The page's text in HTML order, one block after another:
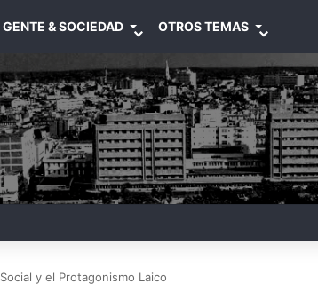
GENTE & SOCIEDAD OTROS TEMAS
y el Protagonismo Laico